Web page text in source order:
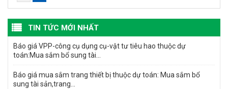
TIN TỨC MỚI NHẤT
Báo giá VPP-công cụ dụng cụ-vật tư tiêu hao thuộc dự
toán:Mua sắm bổ sung tài...
Báo giá mua sắm trang thiết bị thuộc dự toán: Mua sắm bổ
sung tài sản,trang...